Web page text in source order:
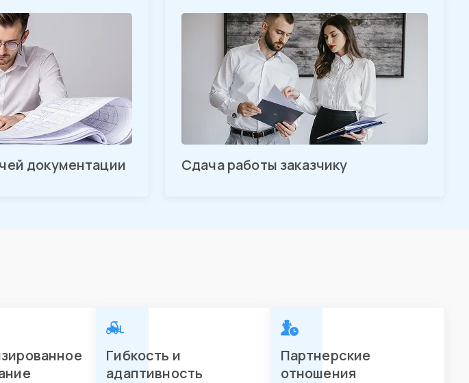
документации Сдача работы заказчику
Гибкость и
адаптивность
Партнерские
отношения